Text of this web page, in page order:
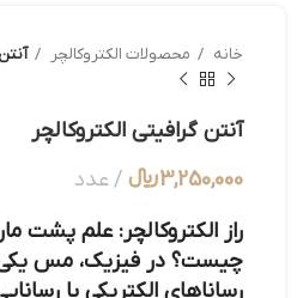
خانه محصولات الکتروکالچر
آنتن گرافیتی الکتروکالچر
3,250,000﷼
عدد
راز الکتروکالچر: علم پشت
چیست؟ در فیزیک، مس یکی
رساناهای الکتریکی با